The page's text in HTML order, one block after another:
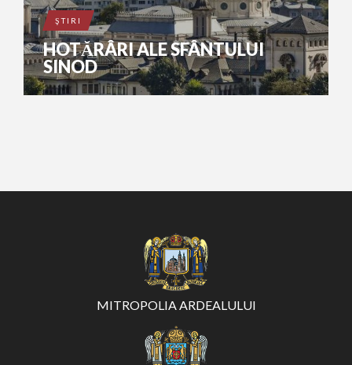
ŞTIRI
HOTĂRÂRI ALE SFÂNTULUI
SINOD
MITROPOLIA ARDEALULUI